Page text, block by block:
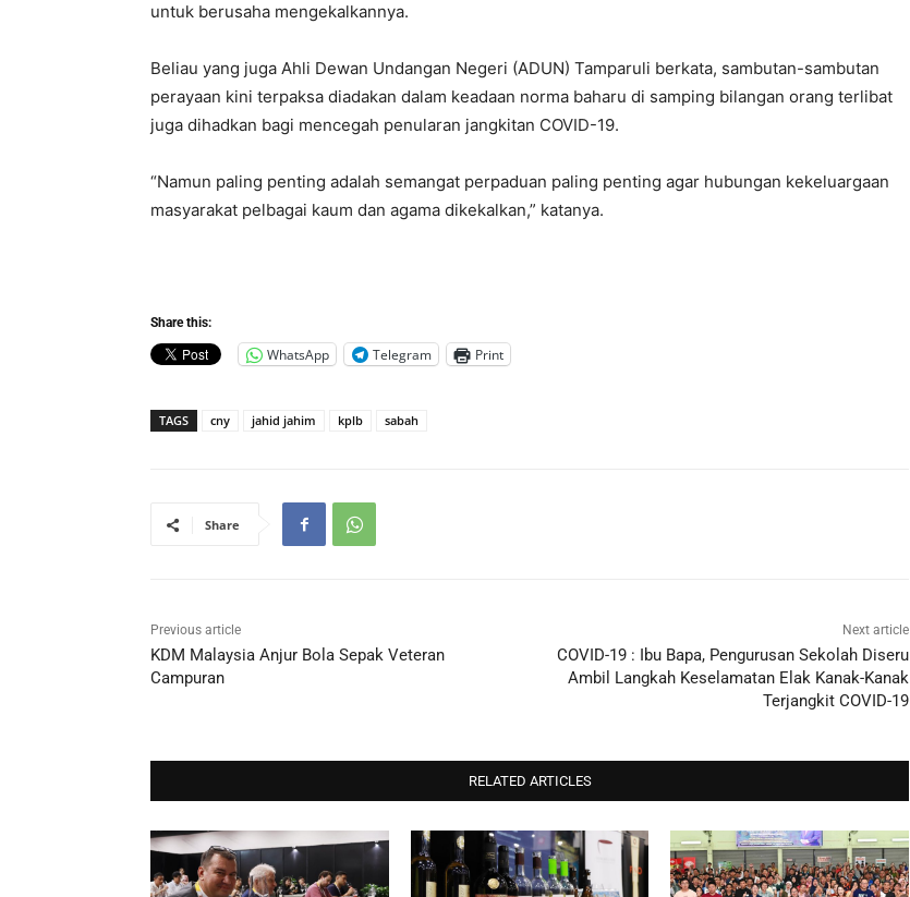
untuk berusaha mengekalkannya.
Beliau yang juga Ahli Dewan Undangan Negeri (ADUN) Tamparuli berkata, sambutan-sambutan
perayaan kini terpaksa diadakan dalam keadaan norma baharu di samping bilangan orang terlibat
juga dihadkan bagi mencegah penularan jangkitan COVID-19.
“Namun paling penting adalah semangat perpaduan paling penting agar hubungan kekeluargaan
masyarakat pelbagai kaum dan agama dikekalkan,” katanya.
Share this:
WhatsApp Telegram Print
TAGS cny jahid jahim kplb sabah
Share
Previous article
KDM Malaysia Anjur Bola Sepak Veteran
Campuran
Next article
COVID-19 : Ibu Bapa, Pengurusan Sekolah Diseru
Ambil Langkah Keselamatan Elak Kanak-Kanak
Terjangkit COVID-19
RELATED ARTICLES